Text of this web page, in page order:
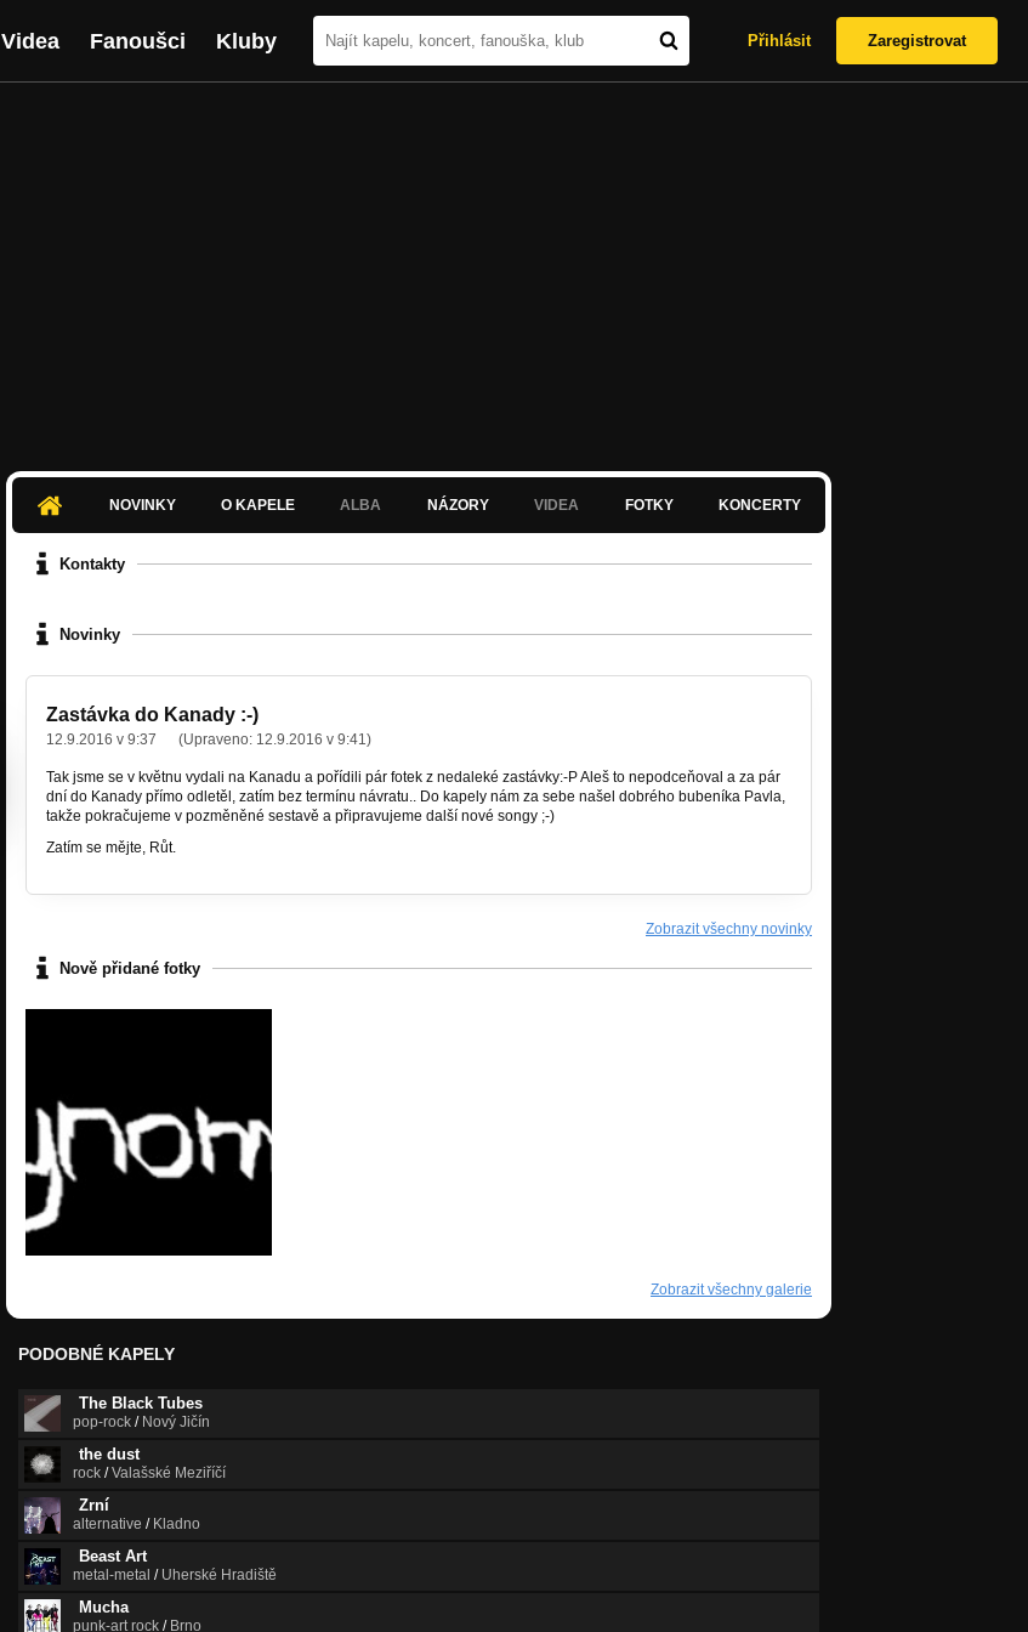
Videa Fanoušci Kluby Přihlásit Zaregistrovat
NOVINKY O KAPELE ALBA NÁZORY VIDEA FOTKY KONCERTY
Kontakty
Novinky
Zastávka do Kanady :-)
12.9.2016 v 9:37 (Upraveno: 12.9.2016 v 9:41)
Tak jsme se v květnu vydali na Kanadu a pořídili pár fotek z nedaleké zastávky:-P Aleš to nepodceňoval a za pár
dní do Kanady přímo odletěl, zatím bez termínu návratu.. Do kapely nám za sebe našel dobrého bubeníka Pavla,
takže pokračujeme v pozměněné sestavě a připravujeme další nové songy ;-)
Zatím se mějte, Růt.
Zobrazit všechny novinky
Nově přidané fotky
Zobrazit všechny galerie
PODOBNÉ KAPELY
The Black Tubes
pop-rock / Nový Jičín
the dust
rock /Valašské Meziříčí
Zrní
alternative / Kladno
Beast Art
metal-metal / Uherské Hradiště
Mucha
punk-art rock / Brno